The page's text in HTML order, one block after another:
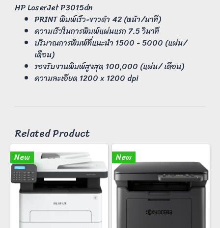
HP LaserJet P3015dn
PRINT พิมพ์เร็ว-ขาวดำ 42 (หน้า/นาที)
ความเร็วในการพิมพ์แผ่นแรก 7.5 วินาที
ปริมาณการพิมพ์ที่แนะนำ 1500 - 5000 (แผ่น/
เดือน)
รองรับงานพิมพ์สูงสุด 100,000 (แผ่น/ เดือน)
ความละเอียด 1200 x 1200 dpi
Related Product
New New